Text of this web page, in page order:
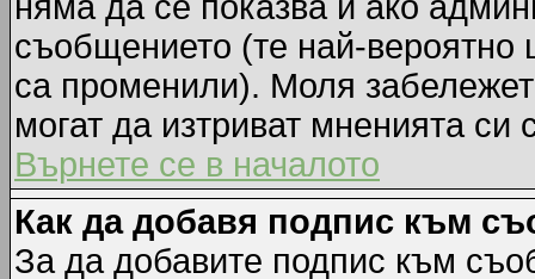
съобщението (те най-
са променили). Моля
могат да изтриват мненията си
Върнете се в началото
Как да добавя подпис към
За да добавите подпис към